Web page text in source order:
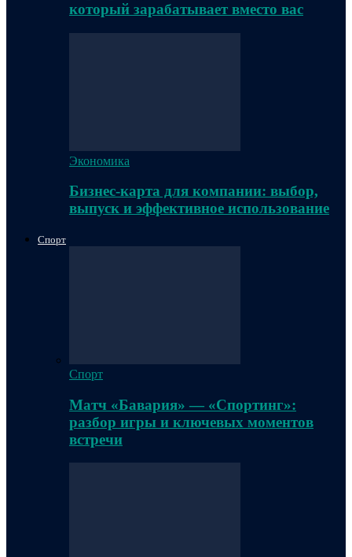
который зарабатывает вместо вас
Экономика
Бизнес-карта для компании: выбор,
выпуск и эффективное использование
Спорт
Спорт
Матч «Бавария» — «Спортинг»:
разбор игры и ключевых моментов
встречи